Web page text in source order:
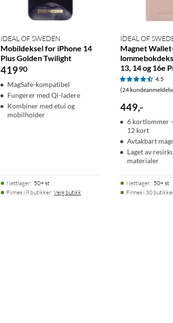
IDEAL OF SWEDEN
Mobildeksel for iPhone 14
Plus Golden Twilight
41990
MagSafe-kompatibel
Fungerer med Qi-ladere
Kombiner med etui og
mobilholder
Nettlager: 50+ st
Finnes i 8 butikker. Velg butikk
IDEAL OF
Magnet
13, 14 og 16e
4.5
(24
449,-
6 kortlommer
12 kort
Avtakbart
Laget av
materialer
Nettlager: 50+ st
Finnes i 30